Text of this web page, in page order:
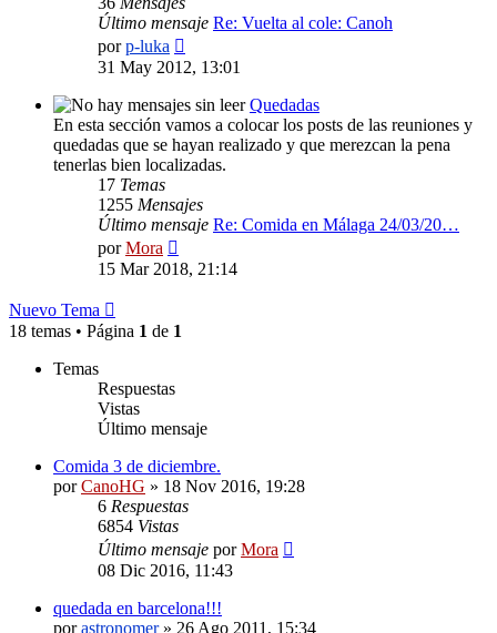
Último mensaje Re: Vuelta al cole: Canoh
porp-luka
último
mensaje
31 May 2012, 13:01
Quedadas
En esta sección vamos a colocar los posts de las reuniones y
quedadas que se hayan realizado y que merezcan la pena
tenerlas bien localizadas.
17 Temas
1255 Mensajes
Último mensaje Re: Comida en Málaga 24/03/20…
porMora
último
mensaje
15 Mar 2018, 21:14
Nuevo Tema
18 temas • Página 1 de 1
Temas
Respuestas
Vistas
Último mensaje
Comida 3 de diciembre.
porCanoHG » 18 Nov 2016, 19:28
6 Respuestas
6854 Vistas
Último mensaje porMora
08 Dic 2016, 11:43
quedada en barcelona!!!
porastronomer» 26 Ago 2011, 15:34